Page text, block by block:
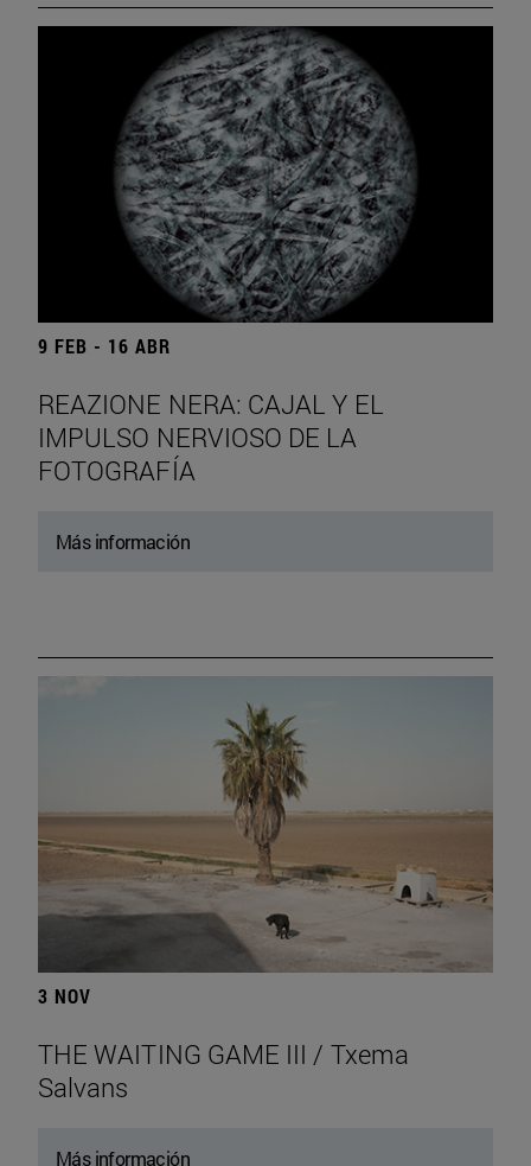
9 FEB - 16 ABR
REAZIONE NERA: CAJAL Y EL
IMPULSO NERVIOSO DE LA
FOTOGRAFÍA
Más información
3 NOV
THE WAITING GAME III / Txema
Salvans
Más información